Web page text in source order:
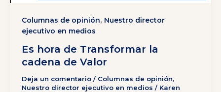
Columnas de opinión, Nuestro director
ejecutivo en medios
Es hora de Transformar la
cadena de Valor
Deja un comentario / Columnas de opinión,
Nuestro director ejecutivo en medios / Karen